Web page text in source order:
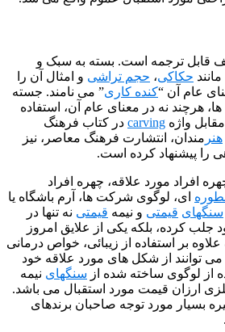
است. بسته به سبک و
،حجم تراشیو امثال آن را
کنده کاری” می نامند. جسته
در معنای عام آن، استفاده
carving در کتاب فرهنگ
فرهنگ معاصر، نیز
کرده است.
علاقه، چهره افراد
شرکت ها، آرم باشگاه یا
و نیمهقیمتی نه تنها در
بلکه یکی از علایق امروز
از زیبائی، خواص درمانی
شکل های مورد علاقه خود
ساخته شده ازسنگهای نیمه
مورد استقبال می باشد.
توجه صاحبان برندهای